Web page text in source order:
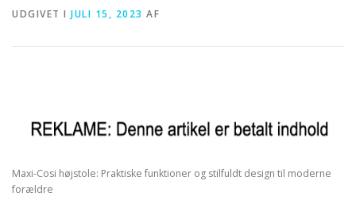
UDGIVET I JULI 15, 2023 AF
Maxi-Cosi højstole: Praktiske funktioner og stilfuldt design til moderne
forældre